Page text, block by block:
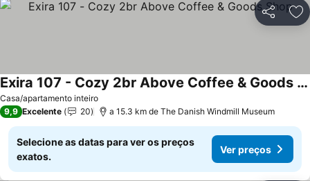
Partilhar
Casa/apartamento inteiro
Exira 107 - Cozy 2br Above Coffee & Goods Shop
9,9 Excelente 20 a 15.3 km de The Danish Windmill Museum
Selecione as datas para ver os preços
exatos.
Ver preços